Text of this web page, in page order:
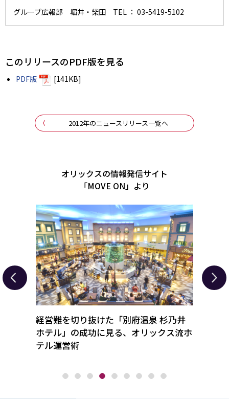
グループ広報部 堀井・柴田 TEL ： 03-5419-5102
このリリースのPDF版を見る
PDF版 [141KB]
2012年のニュースリリース一覧へ
オリックスの情報発信サイト
「MOVE ON」より
経営難を切り抜けた「別府温泉 杉乃井
ホテル」の成功に見る、オリックス流ホ
テル運営術